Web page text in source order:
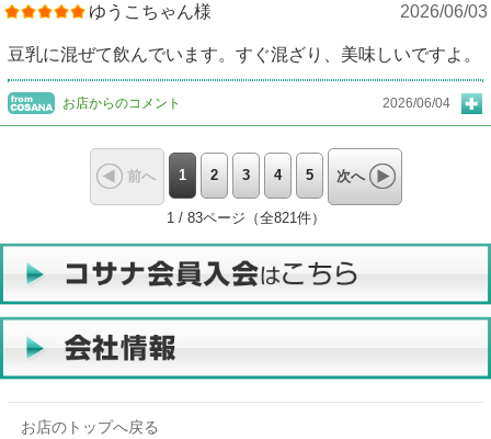
ゆうこちゃん様 2026/06/03
豆乳に混ぜて飲んでいます。すぐ混ざり、美味しいですよ。
お店からのコメント 2026/06/04
前へ 1 2 3 4 5 次へ
1 / 83ページ（全821件）
お店のトップへ戻る